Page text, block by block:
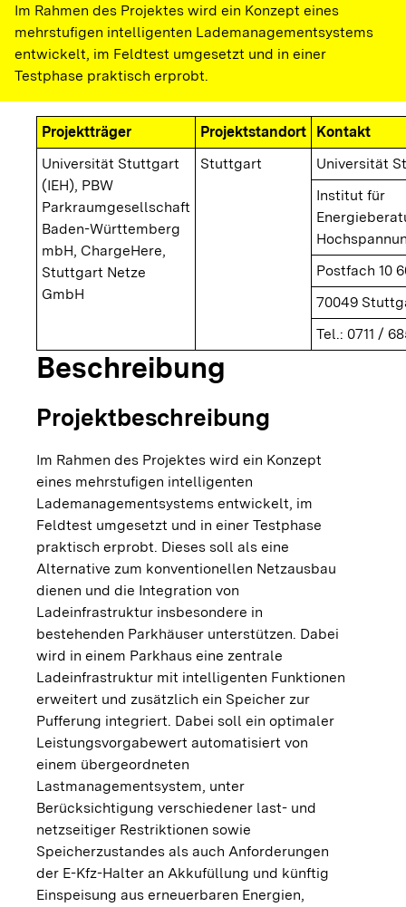
Im Rahmen des Projektes wird ein Konzept eines
mehrstufigen intelligenten Lademanagementsystems
entwickelt, im Feldtest umgesetzt und in einer
Testphase praktisch erprobt.
Projektträger Projektstandort
Kontakt
Universität Stuttgart
(IEH), PBW
Parkraumgesellschaft
Baden-Württemberg
mbH, ChargeHere,
Stuttgart Netze
GmbH
Stuttgart
Universität
Institut für
Postfach 10
70049
Tel.: 0711 /
Beschreibung
Projektbeschreibung
Im Rahmen des Projektes wird ein Konzept
eines mehrstufigen intelligenten
Lademanagementsystems entwickelt, im
Feldtest umgesetzt und in einer Testphase
praktisch erprobt. Dieses soll als eine
Alternative zum konventionellen Netzausbau
dienen und die Integration von
Ladeinfrastruktur insbesondere in
bestehenden Parkhäuser unterstützen. Dabei
wird in einem Parkhaus eine zentrale
Ladeinfrastruktur mit intelligenten Funktionen
erweitert und zusätzlich ein Speicher zur
Pufferung integriert. Dabei soll ein optimaler
Leistungsvorgabewert automatisiert von
einem übergeordneten
Lastmanagementsystem, unter
Berücksichtigung verschiedener last- und
netzseitiger Restriktionen sowie
Speicherzustandes als auch Anforderungen
der E-Kfz-Halter an Akkufüllung und künftig
Einspeisung aus erneuerbaren Energien,